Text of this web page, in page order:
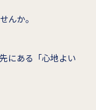
んか。
にある「心地よい